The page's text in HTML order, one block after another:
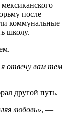
после
коммунальные
школу.
отвечу вам тем
другой путь.
любовь», —